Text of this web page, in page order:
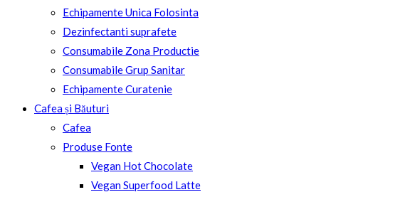
Echipamente Unica Folosinta
Dezinfectanti suprafete
Consumabile Zona Productie
Consumabile Grup Sanitar
Echipamente Curatenie
Cafea și Băuturi
Cafea
Produse Fonte
Vegan Hot Chocolate
Vegan Superfood Latte